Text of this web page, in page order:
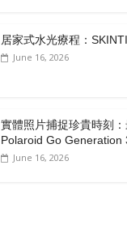
居家式水光療程：
June 16, 2026
實體照片捕捉珍貴時刻
Polaroid Go Generation
June 16, 2026